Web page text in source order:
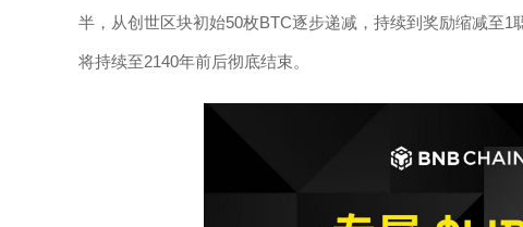
半，从创世区块初始50枚BTC逐步递减，持续到奖励缩减至
将持续至2140年前后彻底结束。